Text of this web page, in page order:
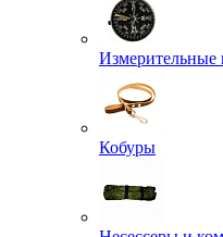
Измерительные
Кобуры